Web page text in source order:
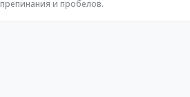
и пробелов.